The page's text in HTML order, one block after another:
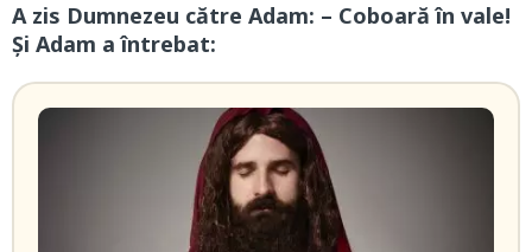
A zis Dumnezeu către Adam: – Coboară în vale!
Și Adam a întrebat: